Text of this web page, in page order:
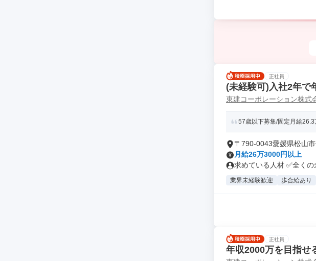
正社員
(未経験可)入社2年で
東建コーポレーション株式
57歳以下募集/固定月給
〒790-0043愛媛県松山
月給26万3000円以上
求めている人材 ✅全く
業界未経験歓迎 歩合給あり
正社員
年収2000万を目指せ